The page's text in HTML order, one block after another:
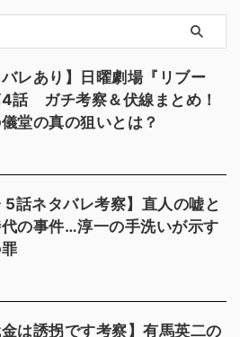
バレあり】日曜劇場『リブー
4話 ガチ考察＆伏線まとめ！
堂の真の狙いとは？
5話ネタバレ考察】直人の嘘と
の事件…淳一の手洗いが示す
金は誘拐です考察】有馬英二の